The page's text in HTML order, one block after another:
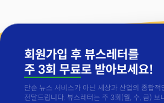
회원가입 후 뷰스레터를
주 3회 무료로 받아보세요!
단순 뉴스 서비스가 아닌 세상과 산업의 종합
전달드립니다. 뷰스레터는 주 3회(월, 수, 금) 보